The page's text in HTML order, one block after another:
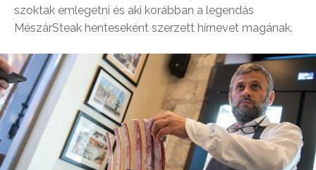
szoktak emlegetni és aki korábban a legendás
MészárSteak henteseként szerzett hírnevet magának.